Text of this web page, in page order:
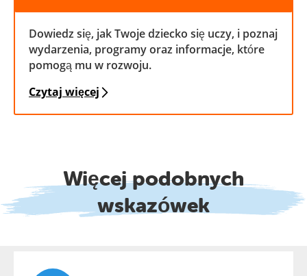
Dowiedz się, jak Twoje dziecko się uczy, i poznaj
wydarzenia, programy oraz informacje, które
pomogą mu w rozwoju.
Czytaj więcej
Więcej podobnych
wskazówek